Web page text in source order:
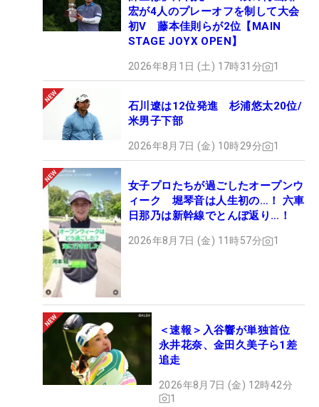
宏が4人のプレーオフを制して大会
初V 藤本佳則らが2位【MAIN
STAGE JOYX OPEN】
2026年8月1日 (土) 17時31分 1
石川遼は12位発進 杉浦悠太20位/
米男子下部
2026年8月7日 (金) 10時29分 1
女子プロたちが過ごしたオープンウ
ィーク 堀琴音は人生初の…！ 六車
日那乃は新幹線でとんぼ返り…！
2026年8月7日 (金) 11時57分 1
＜速報＞入谷響が単独首位
永井花奈、金田久美子ら1差
追走
2026年8月7日 (金) 12時42分
1